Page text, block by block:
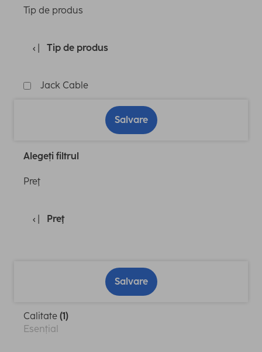
Tip de produs
Tip de produs
Jack Cable
Salvare
Alegeți filtrul
Preţ
Preţ
Salvare
Calitate (1)
Esențial